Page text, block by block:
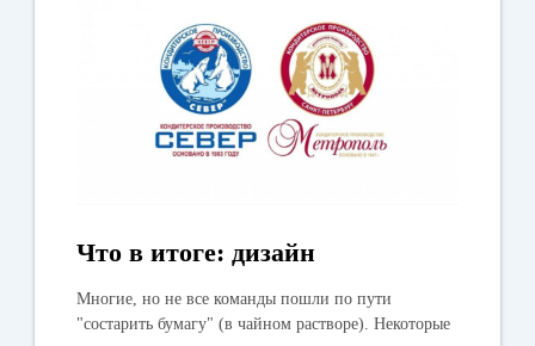
Что в итоге: дизайн
Многие, но не все команды пошли по пути
"состарить бумагу" (в чайном растворе). Некоторые